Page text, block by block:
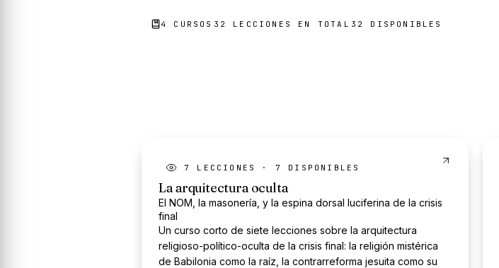
4 CURSO S 32 LECCIONES EN TOTAL 32 DISPONIBLE S
7 LECCIONES · 7 DISPONIBLE S
La arquitectura oculta
El NOM, la masonería, y la espina dorsal luciferina de la crisis
final
Un curso corto de siete lecciones sobre la arquitectura
religioso-político-oculta de la crisis final: la religión mistérica
de Babilonia como la raíz, la contrarreforma jesuita como su